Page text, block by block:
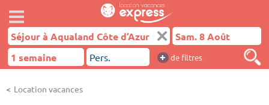
+ de filtres
Location vacances